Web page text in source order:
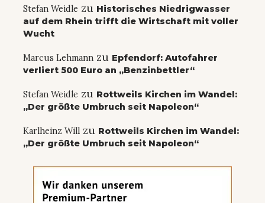
Stefan Weidle zu Historisches Niedrigwasser
auf dem Rhein trifft die Wirtschaft mit voller
Wucht
Marcus Lehmann zu Epfendorf: Autofahrer
verliert 500 Euro an „Benzinbettler“
Stefan Weidle zu Rottweils Kirchen im Wandel:
„Der größte Umbruch seit Napoleon“
Karlheinz Will zu Rottweils Kirchen im Wandel:
„Der größte Umbruch seit Napoleon“